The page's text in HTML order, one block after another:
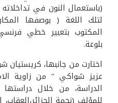
(باستعمال النون في
لتلك اللغة ( بوصفها
المكتوب بتعبير خطي
بلوعة.
اختارت من جانبها،
عزيز شواكي " من زاوية
الدراسة، من خلال